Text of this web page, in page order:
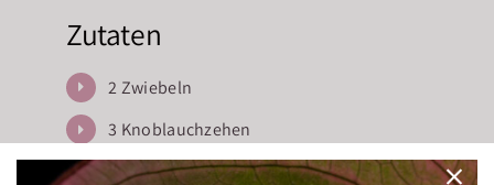
Zutaten
2 Zwiebeln
3 Knoblauchzehen
3 Karotten